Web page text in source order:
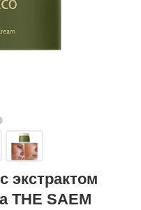
экстрактом
THE SAEM